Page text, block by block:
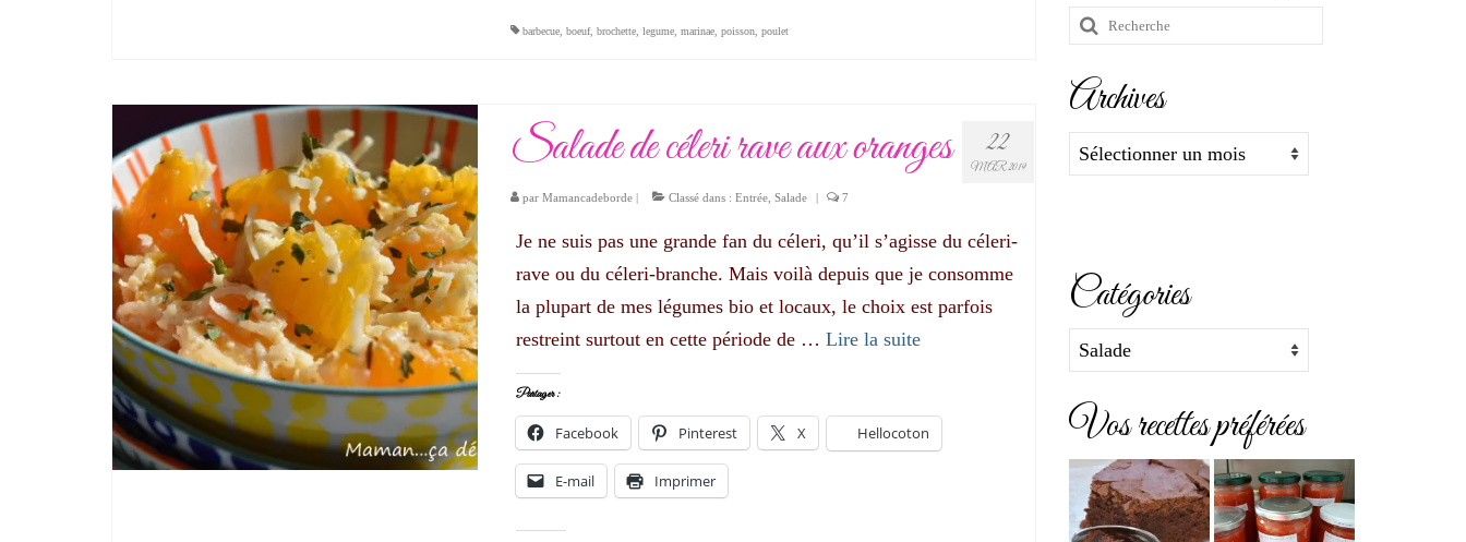
barbecue, boeuf, brochette, legume, marinae, poisson, poulet
22
MAR 2019
Salade de céleri rave aux oranges
par Mamancadeborde| Classé dans : Entrée, Salade 7
Je ne suis pas une grande fan du céleri, qu’il s’agisse du céleri-
rave ou du céleri-branche. Mais voilà depuis que je consomme
la plupart de mes légumes bio et locaux, le choix est parfois
restreint surtout en cette période de … Lire la suite­­
Partager :
Facebook Pinterest X Hellocoton
E-mail Imprimer
Rechercher
Archives
Archives
Catégories
Catégories
Vos recettes préférées